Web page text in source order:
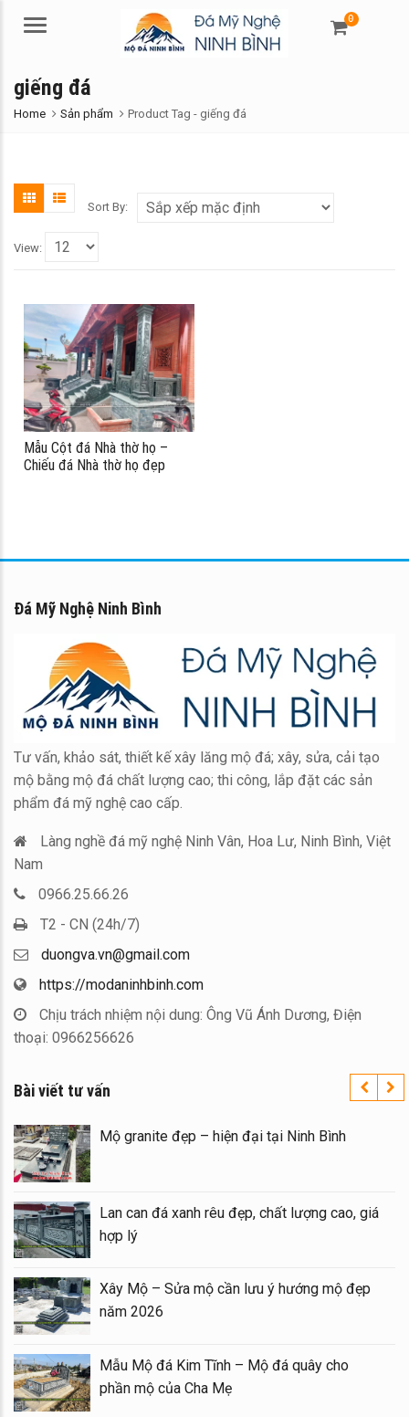
Menu
0
giếng đá
Home Sản phẩm Product Tag - giếng đá
Sort By:
View:
Mẫu Cột đá Nhà thờ họ –
Chiếu đá Nhà thờ họ đẹp
Đá Mỹ Nghệ Ninh Bình
Tư vấn, khảo sát, thiết kế xây lăng mộ đá; xây, sửa, cải tạo
mộ bằng mộ đá chất lượng cao; thi công, lắp đặt các sản
phẩm đá mỹ nghệ cao cấp.
Làng nghề đá mỹ nghệ Ninh Vân, Hoa Lư, Ninh Bình, Việt
Nam
0966.25.66.26
T2 - CN (24h/7)
duongva.vn@gmail.com
https://modaninhbinh.com
Chịu trách nhiệm nội dung: Ông Vũ Ánh Dương, Điện
thoại: 0966256626
Bài viết tư vấn
– Đá
đá
Mộ granite đẹp – hiện đại tại Ninh Bình
Lan can đá xanh rêu đẹp, chất lượng cao,
Xây Mộ – Sửa mộ cần lưu ý hướng mộ
năm 2026
Mẫu Mộ đá Kim Tĩnh – Mộ đá quây cho
phần mộ của Cha Mẹ